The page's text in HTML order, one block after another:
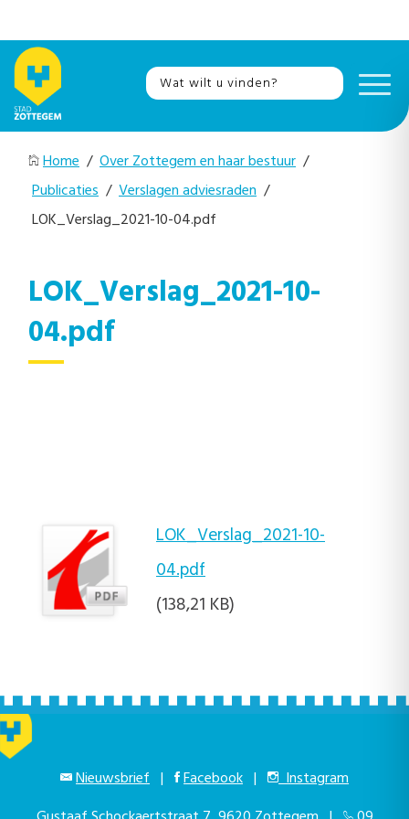
Home / Over Zottegem en haar bestuur /
Publicaties / Verslagen adviesraden /
LOK_Verslag_2021-10-04.pdf
LOK_Verslag_2021-10-
04.pdf
LOK_Verslag_2021-10-
04.pdf
(138,21 KB)
Nieuwsbrief | Facebook |
Instagram